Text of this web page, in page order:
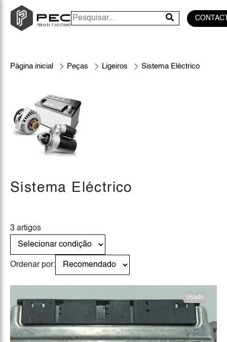
Página inicial Peças Ligeiros Sistema Eléctrico
Sistema Eléctrico
3 artigos
Ordenar por:
Usado